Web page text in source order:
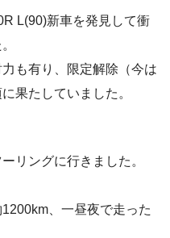
L(90)新車を発見して衝
も有り、限定解除（今は
果たしていました。
リングに行きました。
、一昼夜で走った